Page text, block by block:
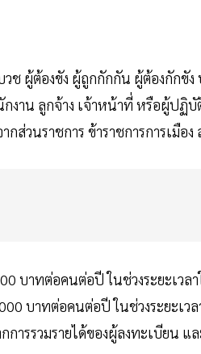
ผู้ต้องขัง ผู้ถูกกักกัน ผู้ต้องกักขัง
งาน ลูกจ้าง เจ้าหน้าที่ หรือผู้ปฏิ
ส่วนราชการ ข้าราชการการเมื
บาทต่อคนต่อปี ในช่วงระยะเวล
บาทต่อคนต่อปี ในช่วงระยะเวล
ารรวมรายได้ของผู้ลงทะเบียน แ